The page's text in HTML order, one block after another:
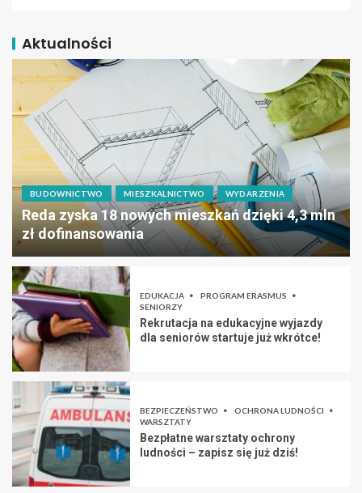
Aktualności
BUDOWNICTWO MIESZKALNICTWO WYDARZENIA
Reda zyska 18 nowych mieszkań dzięki 4,3 mln
zł dofinansowania
EDUKACJA
PROGRAM ERASMUS
SENIORZY
Rekrutacja na edukacyjne wyjazdy
dla seniorów startuje już wkrótce!
BEZPIECZEŃSTWO
OCHRONA LUDNOŚCI
WARSZTATY
Bezpłatne warsztaty ochrony
ludności – zapisz się już dziś!